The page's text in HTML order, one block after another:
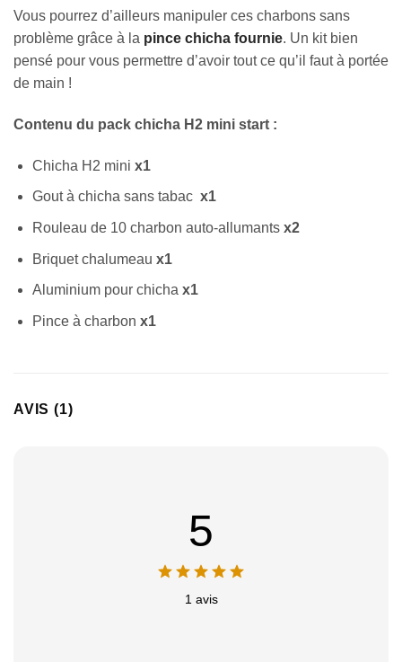
Vous pourrez d’ailleurs manipuler ces charbons sans
problème grâce à la pince chicha fournie. Un kit bien
pensé pour vous permettre d’avoir tout ce qu’il faut à portée
de main !
Contenu du pack chicha H2 mini start :
Chicha H2 mini x1
Gout à chicha sans tabac x1
Rouleau de 10 charbon auto-allumants x2
Briquet chalumeau x1
Aluminium pour chicha x1
Pince à charbon x1
AVIS (1)
5
1 avis